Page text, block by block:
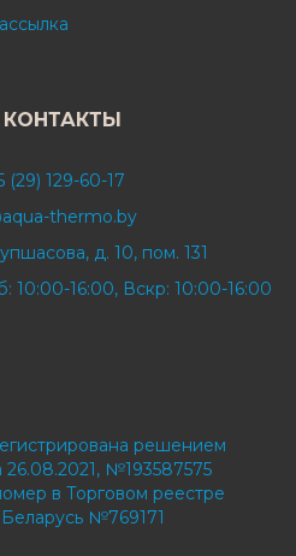
(29) 129-60-17
thermo.by
д. 10, пом. 131
10:00-16:00, Вскр: 10:00-16:00
решением
№193587575
в Торговом реестре
№769171